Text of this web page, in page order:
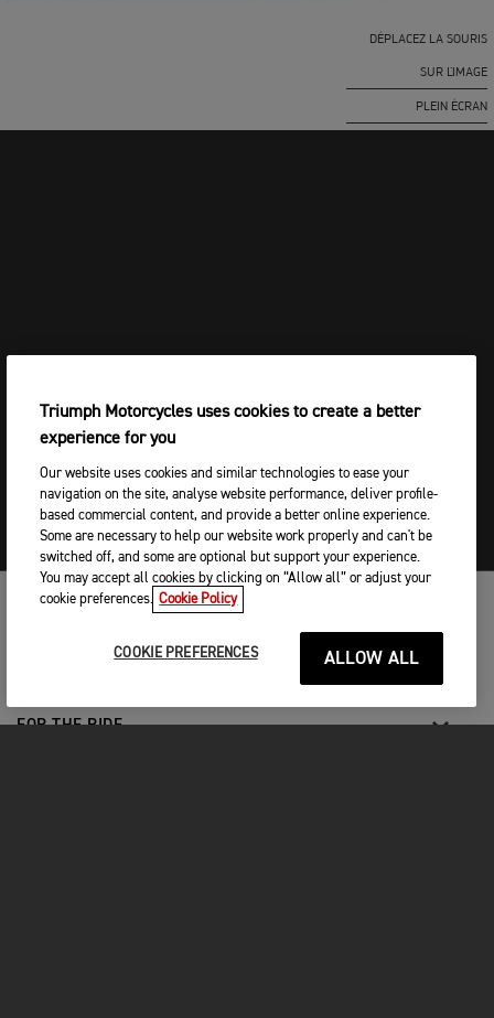
DÉPLACEZ LA SOURIS
SUR L'IMAGE
PLEIN ÉCRAN
FOR THE RIDE
Triumph Motorcycles uses cookies to create a better
experience for you
Our website uses cookies and similar technologies to ease your
navigation on the site, analyse website performance, deliver profile-
based commercial content, and provide a better online experience.
Some are necessary to help our website work properly and can't be
switched off, and some are optional but support your experience.
You may accept all cookies by clicking on “Allow all” or adjust your
cookie preferences. Cookie Policy
COOKIE PREFERENCES ALLOW ALL